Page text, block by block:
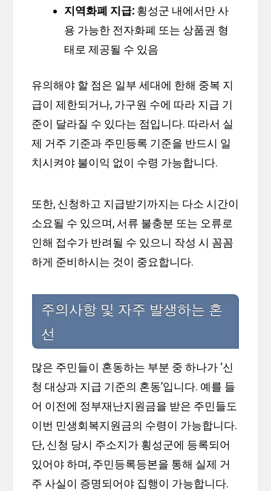
지역화폐 지급: 횡성군 내에서만 사
용 가능한 전자화폐 또는 상품권 형
태로 제공될 수 있음
유의해야 할 점은 일부 세대에 한해 중복 지
급이 제한되거나, 가구원 수에 따라 지급 기
준이 달라질 수 있다는 점입니다. 따라서 실
제 거주 기준과 주민등록 기준을 반드시 일
치시켜야 불이익 없이 수령 가능합니다.
또한, 신청하고 지급받기까지는 다소 시간이
소요될 수 있으며, 서류 불충분 또는 오류로
인해 접수가 반려될 수 있으니 작성 시 꼼꼼
하게 준비하시는 것이 중요합니다.
주의사항 및 자주 발생하는 혼
선
많은 주민들이 혼동하는 부분 중 하나가 ‘신
청 대상과 지급 기준의 혼동’입니다. 예를 들
어 이전에 정부재난지원금을 받은 주민들도
이번 민생회복지원금의 수령이 가능합니다.
단, 신청 당시 주소지가 횡성군에 등록되어
있어야 하며, 주민등록등본을 통해 실제 거
주 사실이 증명되어야 집행이 가능합니다.